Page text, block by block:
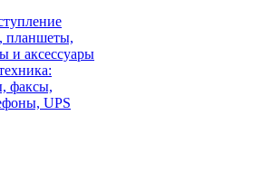
планшеты,
и аксессуары
факсы,
UPS